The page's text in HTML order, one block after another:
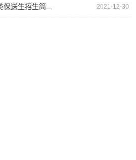
送生招生简... 2021-12-30